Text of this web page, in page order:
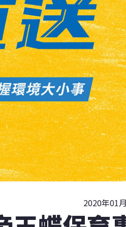
2020年01